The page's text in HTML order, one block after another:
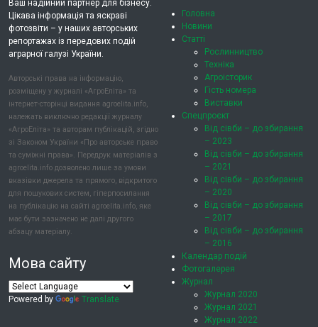
Ваш надійний партнер для бізнесу.
Цікава інформація та яскраві
фотозвіти – у наших авторських
репортажах із передових подій
аграрної галузі України.
Авторські права на інформацію,
розміщену у журналі «АгроЕліта» та
інтернет-сторінці видання agroelita.info,
належать виключно редакції журналу
«АгроЕліта» та авторам публікацій, згідно
зі Законом України «Про авторське право
та суміжні права». Передрук матеріалів з
agroelita.info дозволено лише за умови
вказівки джерела та прямого, відкритого
для пошукових систем, гіперпосилання
на публікацію на сайті agroelita.info, яке
має бути зазначено не далі другого
абзацу матеріалу.
Мова сайту
Powered by Translate
Головна
Новини
Статті
Рослинництво
Техніка
Агроісторик
Гість номера
Виставки
Спецпроєкт
Від сівби – до збирання
– 2023
Від сівби – до збирання
– 2021
Від сівби – до збирання
– 2020
Від сівби – до збирання
– 2017
Від сівби – до збирання
– 2016
Календар подій
Фотогалерея
Журнал
Журнал 2020
Журнал 2021
Журнал 2022